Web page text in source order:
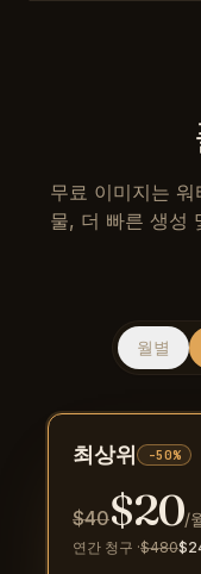
무료 이미지는
물, 더 빠른 생성
월별
최상위 -50%
$40$20/
연간 청구 ·$480$